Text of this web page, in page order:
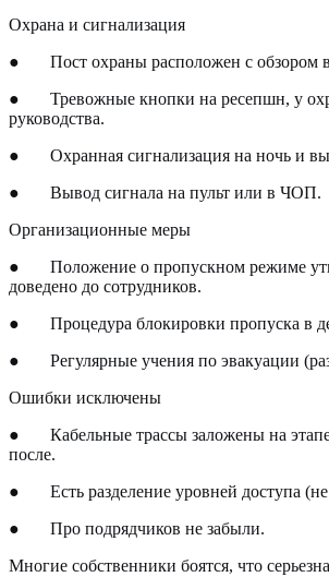
Охрана и сигнализация
● Пост охраны расположен с обзором
● Тревожные кнопки на ресепшн, у
руководства.
● Охранная сигнализация на ночь и
● Вывод сигнала на пульт или в ЧОП.
Организационные меры
● Положение о пропускном режиме
доведено до сотрудников.
● Процедура блокировки пропуска в
● Регулярные учения по эвакуации
Ошибки исключены
● Кабельные трассы заложены на
после.
● Есть разделение уровней доступа (не
● Про подрядчиков не забыли.
Многие собственники боятся, что